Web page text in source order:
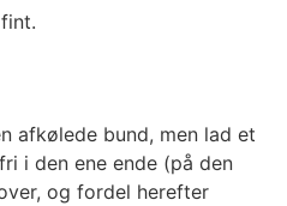
afkølede bund, men lad et
i den ene ende (på den
og fordel herefter